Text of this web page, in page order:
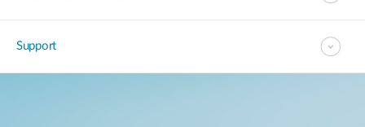
Support